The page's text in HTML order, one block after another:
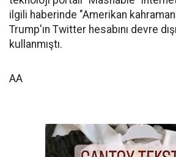
ilgili haberinde "Amerikan
Trump'ın Twitter hesabını devre dışı
kullanmıştı.
AA